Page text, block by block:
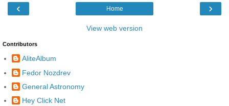
‹ ›
Home
View web version
Contributors
AliteAlbum
Fedor Nozdrev
General Astronomy
Hey Click Net